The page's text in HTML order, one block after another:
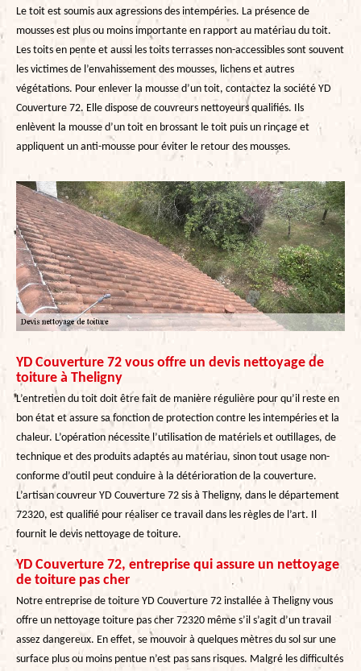
Le toit est soumis aux agressions des intempéries. La présence de
mousses est plus ou moins importante en rapport au matériau du toit.
Les toits en pente et aussi les toits terrasses non-accessibles sont souvent
les victimes de l’envahissement des mousses, lichens et autres
végétations. Pour enlever la mousse d’un toit, contactez la société YD
Couverture 72. Elle dispose de couvreurs nettoyeurs qualifiés. Ils
enlèvent la mousse d’un toit en brossant le toit puis un rinçage et
appliquent un anti-mousse pour éviter le retour des mousses.
YD Couverture 72 vous offre un devis nettoyage de
toiture à Theligny
L’entretien du toit doit être fait de manière régulière pour qu’il reste en
bon état et assure sa fonction de protection contre les intempéries et la
chaleur. L’opération nécessite l’utilisation de matériels et outillages, de
technique et des produits adaptés au matériau, sinon tout usage non-
conforme d’outil peut conduire à la détérioration de la couverture.
L’artisan couvreur YD Couverture 72 sis à Theligny, dans le département
72320, est qualifié pour réaliser ce travail dans les règles de l’art. Il
fournit le devis nettoyage de toiture.
YD Couverture 72, entreprise qui assure un nettoyage
de toiture pas cher
Notre entreprise de toiture YD Couverture 72 installée à Theligny vous
offre un nettoyage toiture pas cher 72320 même s’il s’agit d’un travail
assez dangereux. En effet, se mouvoir à quelques mètres du sol sur une
surface plus ou moins pentue n’est pas sans risques. Malgré les difficultés